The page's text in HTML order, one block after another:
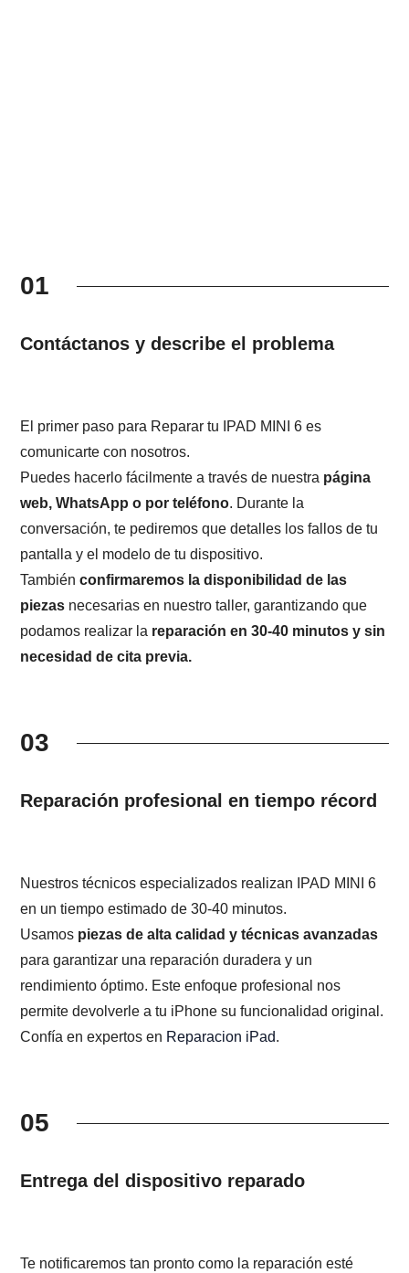
01
Contáctanos y describe el problema
El primer paso para Reparar tu IPAD MINI 6 es
comunicarte con nosotros.
Puedes hacerlo fácilmente a través de nuestra página
web, WhatsApp o por teléfono. Durante la
conversación, te pediremos que detalles los fallos de tu
pantalla y el modelo de tu dispositivo.
Tambiénconfirmaremos la disponibilidad de las
piezas necesarias en nuestro taller, garantizando que
podamos realizar la reparación en 30-40 minutos y sin
necesidad de cita previa.
03
Reparación profesional en tiempo récord
Nuestros técnicos especializados realizan IPAD MINI 6
en un tiempo estimado de 30-40 minutos.
Usamos piezas de alta calidad y técnicas avanzadas
para garantizar una reparación duradera y un
rendimiento óptimo. Este enfoque profesional nos
permite devolverle a tu iPhone su funcionalidad original.
Confía en expertos en Reparacion iPad.
05
Entrega del dispositivo reparado
Te notificaremos tan pronto como la reparación esté